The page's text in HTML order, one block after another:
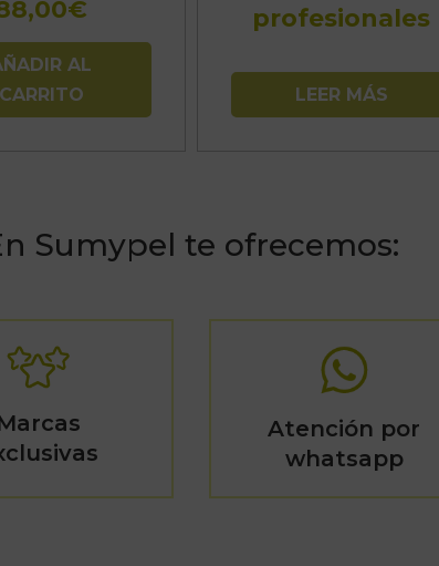
€
AL
CARRITO
profesionales
LEER MÁS
Sumypel te ofrecemos:
Atención por
whatsapp